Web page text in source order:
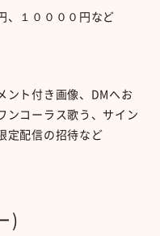
、１００００円など
ント付き画像、DMへお
ンコーラス歌う、サイン
定配信の招待など
)